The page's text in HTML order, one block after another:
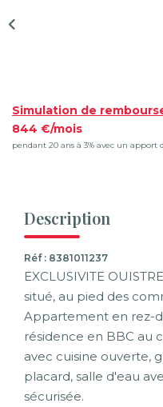
Simulation de
844 €/mois
pendant 20 ans à 3% avec un apport
Description
Réf : 8381011237
EXCLUSIVITE
situé, au pied des
Appartement en rez-
résidence en BBC au
avec cuisine ouverte,
placard, salle d'eau
sécurisée.